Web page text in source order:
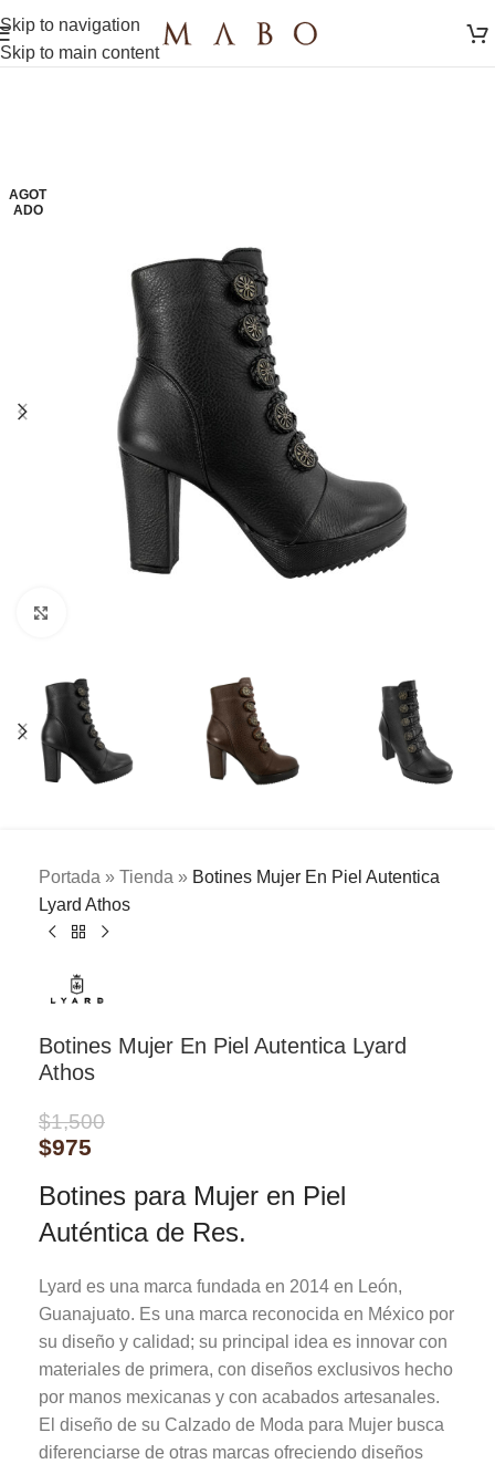
Skip to navigation
Skip to main content
AGOT
ADO
Portada » Tienda » Botines Mujer En Piel Autentica
Lyard Athos
Botines Mujer En Piel Autentica Lyard
Athos
$1,500
$975
Botines para Mujer en Piel
Auténtica de Res.
Lyard es una marca fundada en 2014 en León,
Guanajuato. Es una marca reconocida en México por
su diseño y calidad; su principal idea es innovar con
materiales de primera, con diseños exclusivos hecho
por manos mexicanas y con acabados artesanales.
El diseño de su Calzado de Moda para Mujer busca
diferenciarse de otras marcas ofreciendo diseños